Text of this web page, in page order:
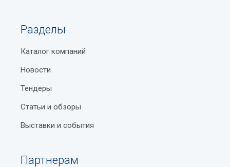
Разделы
Каталог компаний
Новости
Тендеры
Статьи и обзоры
Выставки и события
Партнерам